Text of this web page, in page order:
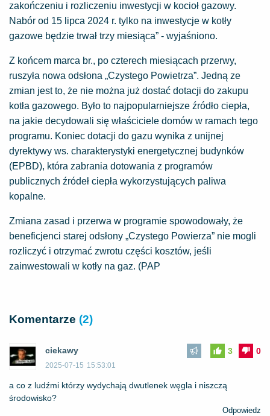
zakończeniu i rozliczeniu inwestycji w kocioł gazowy.
Nabór od 15 lipca 2024 r. tylko na inwestycje w kotły
gazowe będzie trwał trzy miesiąca” - wyjaśniono.
Z końcem marca br., po czterech miesiącach przerwy,
ruszyła nowa odsłona „Czystego Powietrza”. Jedną ze
zmian jest to, że nie można już dostać dotacji do zakupu
kotła gazowego. Było to najpopularniejsze źródło ciepła,
na jakie decydowali się właściciele domów w ramach tego
programu. Koniec dotacji do gazu wynika z unijnej
dyrektywy ws. charakterystyki energetycznej budynków
(EPBD), która zabrania dotowania z programów
publicznych źródeł ciepła wykorzystujących paliwa
kopalne.
Zmiana zasad i przerwa w programie spowodowały, że
beneficjenci starej odsłony „Czystego Powierza” nie mogli
rozliczyć i otrzymać zwrotu części kosztów, jeśli
zainwestowali w kotły na gaz. (PAP
Komentarze (2)
ciekawy
2025-07-15 15:53:01
0
3
a co z ludźmi którzy wydychają dwutlenek węgla i niszczą
środowisko?
Odpowiedz